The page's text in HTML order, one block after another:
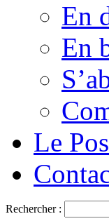
En
En
Le
Rechercher :